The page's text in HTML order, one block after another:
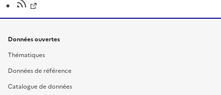
Données ouvertes
Thématiques
Données de référence
Catalogue de données